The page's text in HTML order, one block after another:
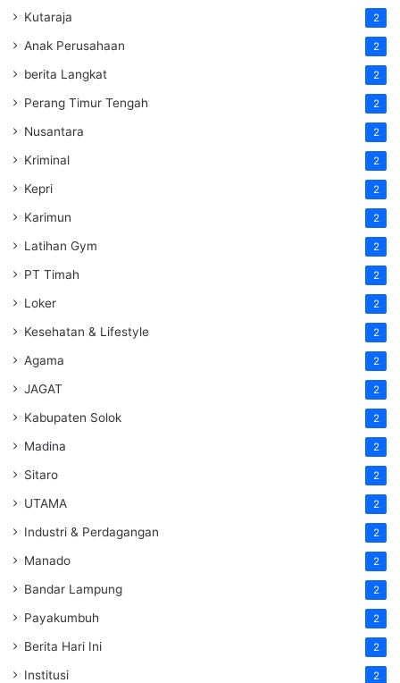
Kutaraja 2
Anak Perusahaan 2
berita Langkat 2
Perang Timur Tengah 2
Nusantara 2
Kriminal 2
Kepri 2
Karimun 2
Latihan Gym 2
PT Timah 2
Loker 2
Kesehatan & Lifestyle 2
Agama 2
JAGAT 2
Kabupaten Solok 2
Madina 2
Sitaro 2
UTAMA 2
Industri & Perdagangan 2
Manado 2
Bandar Lampung 2
Payakumbuh 2
Berita Hari Ini 2
Institusi 2